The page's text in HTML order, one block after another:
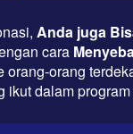
Anda juga
cara
orang-orang
ikut dalam